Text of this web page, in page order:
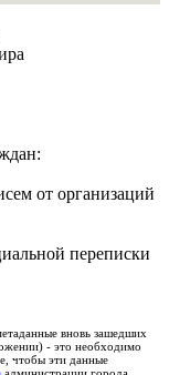
от организаций
переписки
вновь зашедших
- это необходимо
чтобы эти данные